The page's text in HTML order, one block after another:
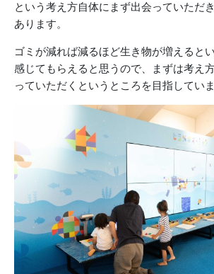
という考え方自体にまず出会っていただ
あります。
ゴミが減れば減るほど生き物が増えると
感じてもらえると思うので、まずは考え
っていただくというところを目指していま